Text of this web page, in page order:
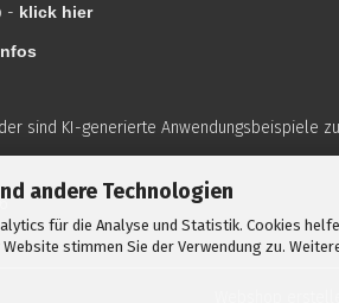
andere Technologien
für die Analyse und Statistik. Cookies
stimmen Sie der Verwendung zu.
- klick hier
sind KI-generierte Anwendungsbeispiele